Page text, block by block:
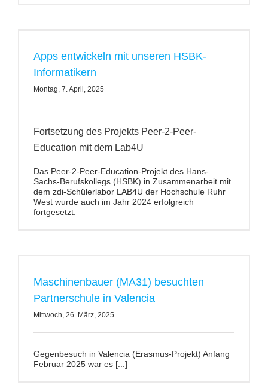
Apps entwickeln mit unseren HSBK-
Informatikern
Montag, 7. April, 2025
Fortsetzung des Projekts Peer-2-Peer-
Education mit dem Lab4U
Das Peer-2-Peer-Education-Projekt des Hans-
Sachs-Berufskollegs (HSBK) in Zusammenarbeit mit
dem zdi-Schülerlabor LAB4U der Hochschule Ruhr
West wurde auch im Jahr 2024 erfolgreich
fortgesetzt.
Maschinenbauer (MA31) besuchten
Partnerschule in Valencia
Mittwoch, 26. März, 2025
Gegenbesuch in Valencia (Erasmus-Projekt) Anfang
Februar 2025 war es [...]